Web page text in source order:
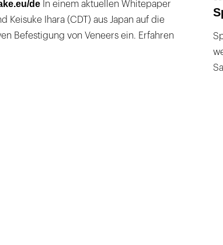
deIn einem aktuellen Whitepaper
Keisuke Ihara (CDT) aus Japan auf die
Befestigung von Veneers ein. Erfahren